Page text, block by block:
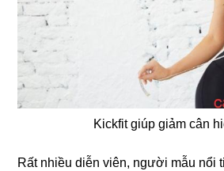
Kickfit giúp giảm cân
Rất nhiều diễn viên, người mẫu nổi